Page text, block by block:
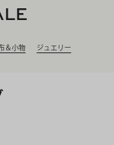
＆小物 ジュエリー